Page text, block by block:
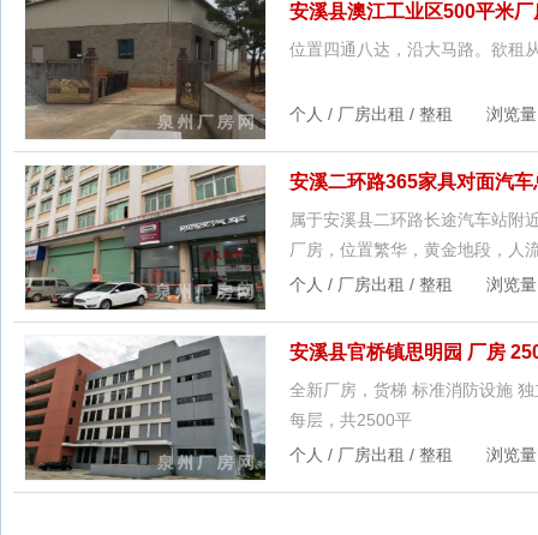
安溪县澳江工业区500平米厂
位置四通八达，沿大马路。欲租
个人 / 厂房出租 / 整租 浏览
安溪二环路365家具对面汽
属于安溪县二环路长途汽车站附
厂房，位置繁华，黄金地段，人
个人 / 厂房出租 / 整租 浏览
安溪县官桥镇思明园 厂房
全新厂房，货梯 标准消防设施
每层，共2500平
个人 / 厂房出租 / 整租 浏览